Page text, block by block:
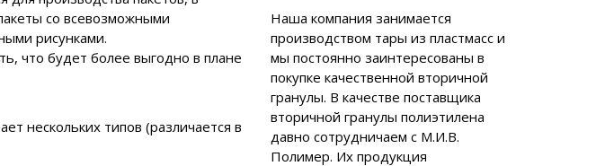
со всевозможными
рисунками.
что будет более выгодно в плане
нескольких типов (различается в
производством тары из пластмасс и
мы постоянно заинтересованы в
покупке качественной вторичной
гранулы. В качестве поставщика
вторичной гранулы полиэтилена
давно сотрудничаем с М.И.В.
Полимер. Их продукция